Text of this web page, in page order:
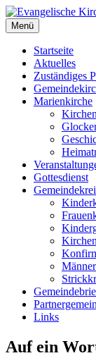
Zum
Inhalt
springen
Evangelische
Evangelische
Menü
Startseite
Aktuelles
Zuständiges
Marienkirche
Gottesdienst
Links
Auf ein